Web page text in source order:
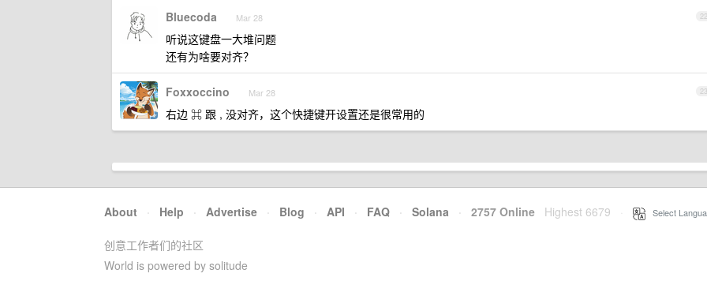
22
Bluecoda Mar 28
听说这键盘一大堆问题
还有为啥要对齐？
23
Foxxoccino Mar 28
右边 ⌘ 跟 , 没对齐，这个快捷键开设置还是很常用的
About · Help · Advertise · Blog · API · FAQ · Solana · 2757 Online Highest 6679 Select
创意工作者们的社区
World is powered by solitude